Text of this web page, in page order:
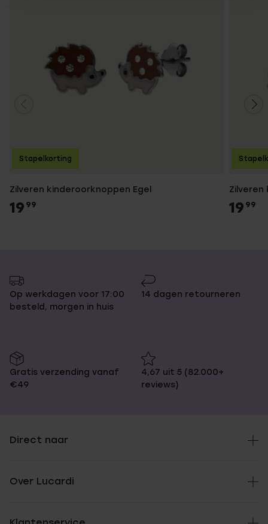
Zilveren kinderoorknoppen Egel
19 99
Stapelkorting
19 99
Op werkdagen voor 17:00
besteld, morgen in huis
14 dagen retourneren
Gratis verzending vanaf
€49
4,67 uit 5 (82.000+
reviews)
Direct naar
Over Lucardi